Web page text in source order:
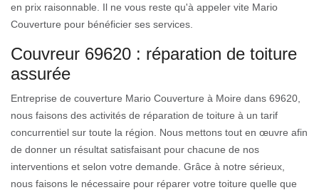
en prix raisonnable. Il ne vous reste qu'à appeler vite Mario
Couverture pour bénéficier ses services.
Couvreur 69620 : réparation de toiture
assurée
Entreprise de couverture Mario Couverture à Moire dans 69620,
nous faisons des activités de réparation de toiture à un tarif
concurrentiel sur toute la région. Nous mettons tout en œuvre afin
de donner un résultat satisfaisant pour chacune de nos
interventions et selon votre demande. Grâce à notre sérieux,
nous faisons le nécessaire pour réparer votre toiture quelle que